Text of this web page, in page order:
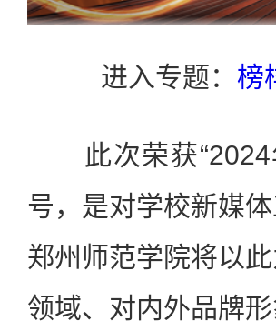
进入专题： 榜
此次荣获“2024
号，是对学校新媒
郑州师范学院将以
领域、对内外品牌